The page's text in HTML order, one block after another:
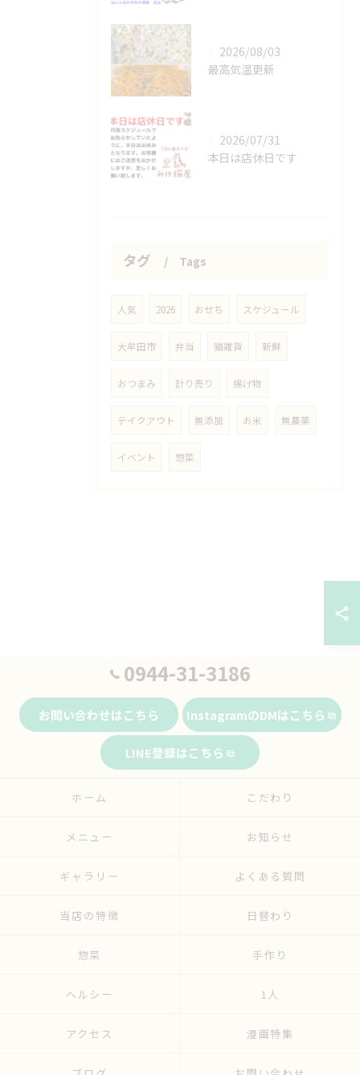
2026/08/03
最高気温更新
2026/07/31
本日は店休日です
タグ Tags
人気 2026 おせち スケジュール
大牟田市 弁当 猫雑貨 新鮮
おつまみ 計り売り 揚げ物
テイクアウト 無添加 お米 無農薬
イベント 惣菜
0944-31-3186
お問い合わせはこちら InstagramのDMはこちら
LINE登録はこちら
ホーム こだわり
メニュー お知らせ
ギャラリー よくある質問
当店の特徴 日替わり
惣菜 手作り
ヘルシー 1人
アクセス 漫画特集